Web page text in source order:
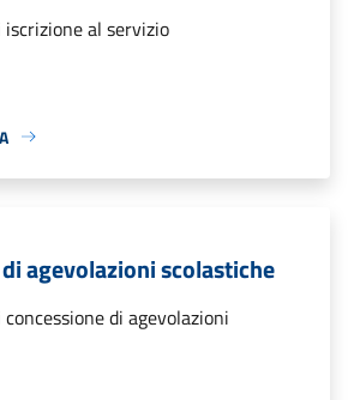
al servizio
agevolazioni scolastiche
di agevolazioni